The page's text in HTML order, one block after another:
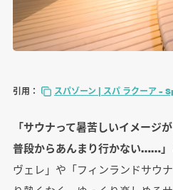
引用： スパゾーン | スパ ラクーア –
「サウナって暑苦しいイメー
普段からあんまり行かない……」
ヴェレ」や「フィンランドサウ